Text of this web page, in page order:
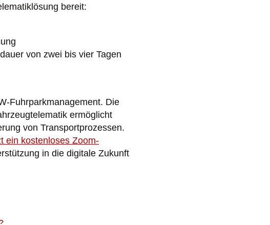
bereit:
von zwei bis vier Tagen
Fuhrparkmanagement. Die
ermöglicht
von Transportprozessen.
ein kostenloses Zoom-
in die digitale Zukunft